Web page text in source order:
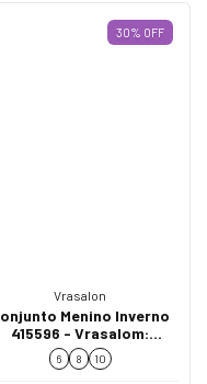
30% OFF
Vrasalon
Menino Inverno
415596 - Vrasalom:
e estilo para os
pequenos
6 8 10